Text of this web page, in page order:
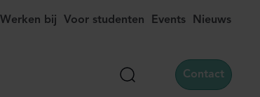
Werken bij Voor studenten Events Nieuws
Zoek Contact